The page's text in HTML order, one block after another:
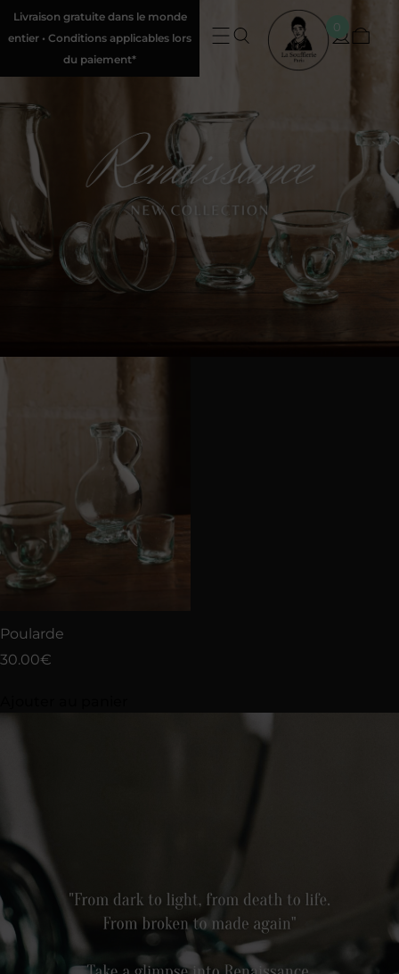
Livraison gratuite dans le monde
entier • Conditions applicables lors
du paiement*
0
Poularde
30.00€